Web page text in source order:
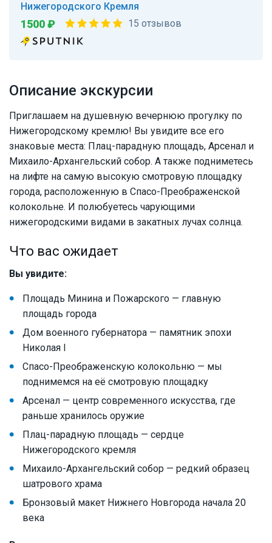
Описание экскурсии
Приглашаем на душевную вечернюю прогулку по
Нижегородскому кремлю! Вы увидите все его
знаковые места: Плац-парадную площадь, Арсенал и
Михаило-Архангельский собор. А также подниметесь
на лифте на самую высокую смотровую площадку
города, расположенную в Спасо-Преображенской
колокольне. И полюбуетесь чарующими
нижегородскими видами в закатных лучах солнца.
Что вас ожидает
Вы увидите:
Площадь Минина и Пожарского — главную
площадь города
Дом военного губернатора — памятник эпохи
Николая I
Спасо-Преображенскую колокольню — мы
поднимемся на её смотровую площадку
Арсенал — центр современного искусства, где
раньше хранилось оружие
Плац-парадную площадь — сердце
Нижегородского кремля
Михаило-Архангельский собор — редкий образец
шатрового храма
Бронзовый макет Нижнего Новгорода начала 20
века
Нижегородского Кремля
1500 ₽ 15 отзывов